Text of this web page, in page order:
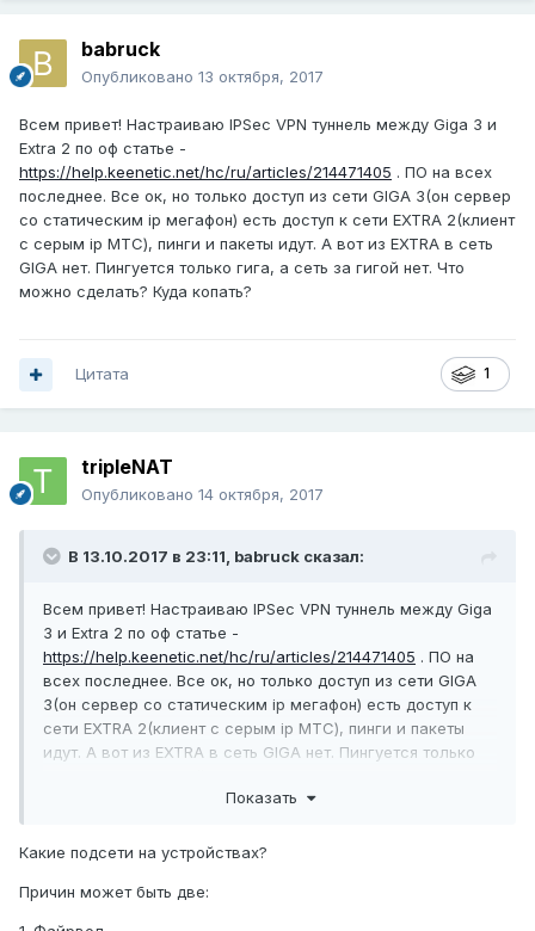
babruck
Опубликовано 13 октября, 2017
Всем привет! Настраиваю IPSec VPN туннель между Giga 3 и
Extra 2 по оф статье -
https://help.keenetic.net/hc/ru/articles/214471405 . ПО на всех
последнее. Все ок, но только доступ из сети GIGA 3(он сервер
со статическим ip мегафон) есть доступ к сети EXTRA 2(клиент
с серым ip МТС), пинги и пакеты идут. А вот из EXTRA в сеть
GIGA нет. Пингуется только гига, а сеть за гигой нет. Что
можно сделать? Куда копать?
1
Цитата
tripleNAT
Опубликовано 14 октября, 2017
В 13.10.2017 в 23:11, babruck сказал:
Всем привет! Настраиваю IPSec VPN туннель между Giga
3 и Extra 2 по оф статье -
https://help.keenetic.net/hc/ru/articles/214471405 . ПО на
всех последнее. Все ок, но только доступ из сети GIGA
3(он сервер со статическим ip мегафон) есть доступ к
сети EXTRA 2(клиент с серым ip МТС), пинги и пакеты
идут. А вот из EXTRA в сеть GIGA нет. Пингуется только
Показать
Какие подсети на устройствах?
Причин может быть две: